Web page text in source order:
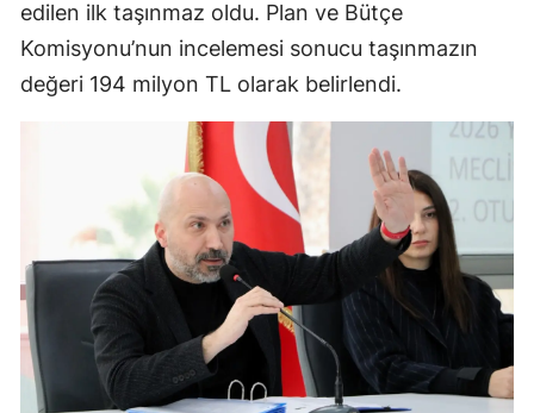
edilen ilk taşınmaz oldu. Plan ve Bütçe
Komisyonu’nun incelemesi sonucu taşınmazın
değeri 194 milyon TL olarak belirlendi.